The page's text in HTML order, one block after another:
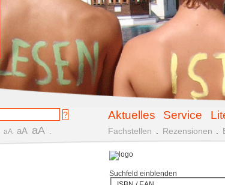
Aktuelles Service
aA aA aA Fachstellen Rezensionen
Suchfeld einblenden